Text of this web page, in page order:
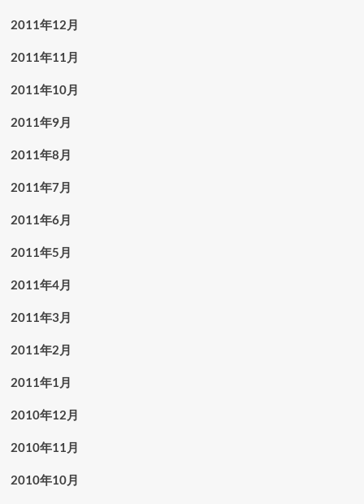
2011年12月
2011年11月
2011年10月
2011年9月
2011年8月
2011年7月
2011年6月
2011年5月
2011年4月
2011年3月
2011年2月
2011年1月
2010年12月
2010年11月
2010年10月